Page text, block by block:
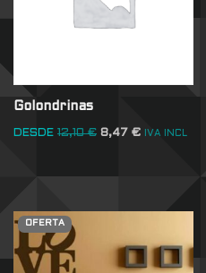
Golondrinas
DESDE 12,10€ 8,47 € IVA INCL
OFERTA